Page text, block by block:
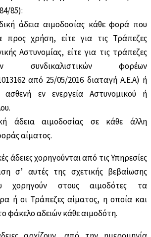
85):
άδεια αιμοδοσίας κάθε φορά που
προς χρήση, είτε για τις Τράπεζες
Αστυνομίας, είτε για τις τράπεζες
συνδικαλιστικών φορέων
από 25/05/2016 διαταγή Α.Ε.Α) ή
εν ενεργεία Αστυνομικού ή
άδεια αιμοδοσίας σε κάθε άλλη
αίµατος.
άδειες χορηγούνται από τις Υπηρεσίες
σ’ αυτές της σχετικής βεβαίωσης
χορηγούν στους αιμοδότες τα
ή οι Τράπεζες αίµατος, η οποία και
φάκελο αδειών κάθε αιµοδότη.